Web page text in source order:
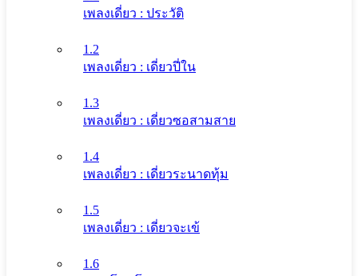
เพลงเดี่ยว : ประวัติ
1.2
เพลงเดี่ยว : เดี่ยวปี่ใน
1.3
เพลงเดี่ยว : เดี่ยวซอสามสาย
1.4
เพลงเดี่ยว : เดี่ยวระนาดทุ้ม
1.5
เพลงเดี่ยว : เดี่ยวจะเข้
1.6